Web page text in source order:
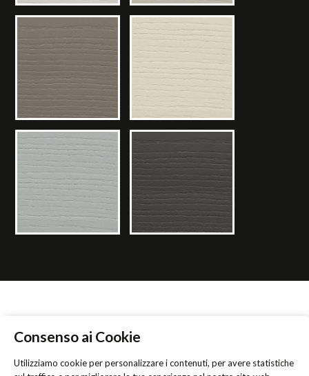
CERCA RIVENDITORE
Consenso ai Cookie
Utilizziamo cookie per personalizzare i contenuti, per avere statistiche